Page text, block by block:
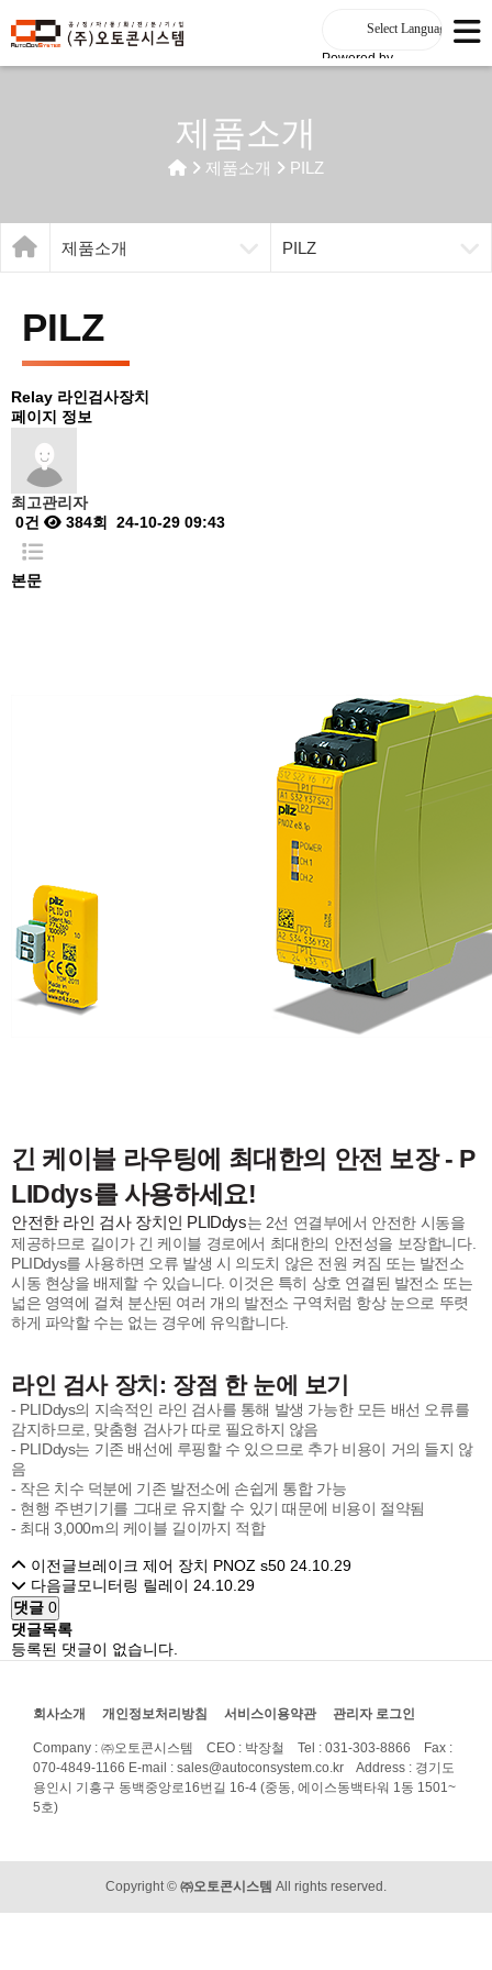
Powered by
제품소개
제품소개 PILZ
제품소개 PILZ
PILZ
Relay 라인검사장치
페이지 정보
최고관리자
0건
384회 24-10-29 09:43
본문
긴 케이블 라우팅에 최대한의 안전 보장 - P
LIDdys를 사용하세요!
안전한 라인 검사 장치인 PLIDdys는 2선 연결부에서 안전한 시동을
제공하므로 길이가 긴 케이블 경로에서 최대한의 안전성을 보장합니다.
PLIDdys를 사용하면 오류 발생 시 의도치 않은 전원 켜짐 또는 발전소
시동 현상을 배제할 수 있습니다. 이것은 특히 상호 연결된 발전소 또는
넓은 영역에 걸쳐 분산된 여러 개의 발전소 구역처럼 항상 눈으로 뚜렷
하게 파악할 수는 없는 경우에 유익합니다.
라인 검사 장치: 장점 한 눈에 보기
- PLIDdys의 지속적인 라인 검사를 통해 발생 가능한 모든 배선 오류를
감지하므로, 맞춤형 검사가 따로 필요하지 않음
- PLIDdys는 기존 배선에 루핑할 수 있으므로 추가 비용이 거의 들지 않
음
- 작은 치수 덕분에 기존 발전소에 손쉽게 통합 가능
- 현행 주변기기를 그대로 유지할 수 있기 때문에 비용이 절약됨
- 최대 3,000m의 케이블 길이까지 적합
이전글브레이크 제어 장치 PNOZ s50 24.10.29
다음글모니터링 릴레이 24.10.29
댓글 0
댓글목록
등록된 댓글이 없습니다.
회사소개 개인정보처리방침 서비스이용약관 관리자 로그인
Company : ㈜오토콘시스템 CEO : 박장철 Tel : 031-303-8866 Fax :
070-4849-1166 E-mail : sales@autoconsystem.co.kr Address : 경기도
용인시 기흥구 동백중앙로16번길 16-4 (중동, 에이스동백타워 1동 1501~
5호)
Copyright © ㈜오토콘시스템 All rights reserved.